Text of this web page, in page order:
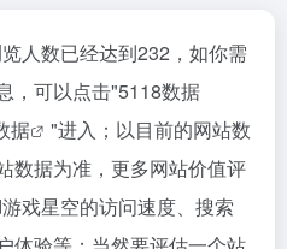
人数已经达到232，如你需
，可以点击"5118数据
据
"进入；以目前的网站数
数据为准，更多网站价值评
戏星空的访问速度、搜索